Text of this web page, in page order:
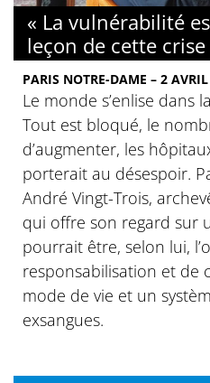
« La vulnérabilité
leçon de cette crise
PARIS NOTRE-DAME – 2
Le monde s’enlise dans
Tout est bloqué, le
d’augmenter, les
porterait au désespoir.
André Vingt-Trois,
qui offre son regard sur
pourrait être, selon lui,
responsabilisation et de
mode de vie et un
exsangues.